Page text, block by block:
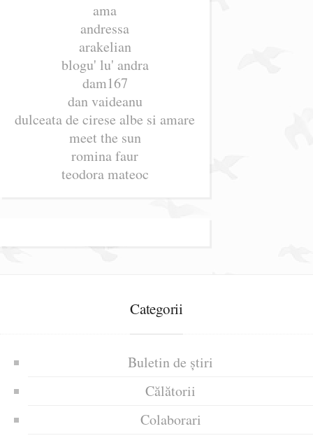
ama
andressa
arakelian
blogu' lu' andra
dam167
dan vaideanu
dulceata de cirese albe si amare
meet the sun
romina faur
teodora mateoc
Categorii
Buletin de știri
Călătorii
Colaborari